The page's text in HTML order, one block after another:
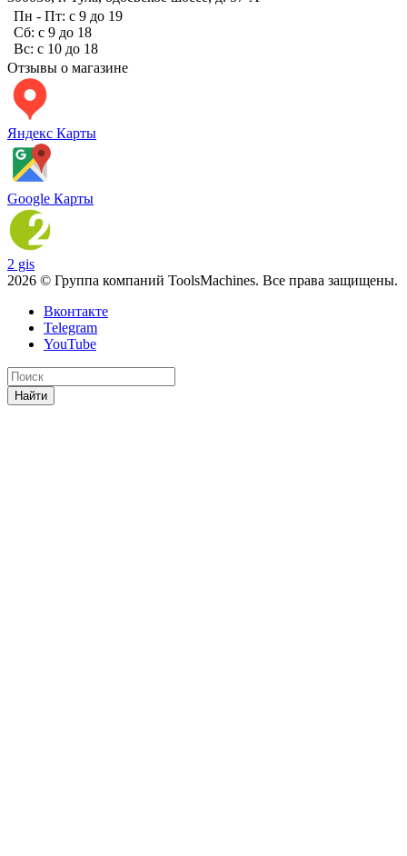
Пн - Пт: с 9 до 19
Сб: с 9 до 18
Вс: с 10 до 18
Отзывы о магазине
Яндекс Карты
Google Карты
2 gis
2026 © Группа компаний ToolsMachines. Все права защищены.
Вконтакте
Telegram
YouTube
Найти